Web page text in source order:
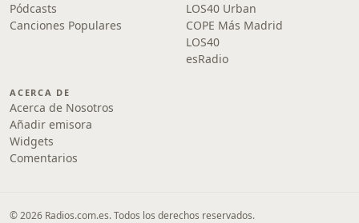
Pódcasts
Canciones Populares
LOS40 Urban
COPE Más Madrid
LOS40
esRadio
ACERCA DE
Acerca de Nosotros
Añadir emisora
Widgets
Comentarios
© 2026 Radios.com.es. Todos los derechos reservados.